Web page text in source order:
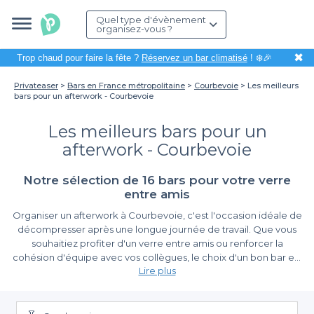
Quel type d'évènement
organisez-vous ?
Trop chaud pour faire la fête ? Réservez un bar climatisé! ❄️🎉 ✖
Privateaser Bars en France métropolitaine Courbevoie
Les meilleurs
bars pour un afterwork - Courbevoie
Les meilleurs bars pour un
afterwork - Courbevoie
Notre sélection de 16 bars pour votre verre
entre amis
Organiser un afterwork à Courbevoie, c'est l'occasion idéale de
décompresser après une longue journée de travail. Que vous
souhaitiez profiter d'un verre entre amis ou renforcer la
cohésion d'équipe avec vos collègues, le choix d'un bon bar est
essentiel. Grâce à sa proximité avec La Défense et son
possibilités pour terminer la journée dans la bonne humeur.
Simplifiez votre réservation avec Privateaser
Lire plus